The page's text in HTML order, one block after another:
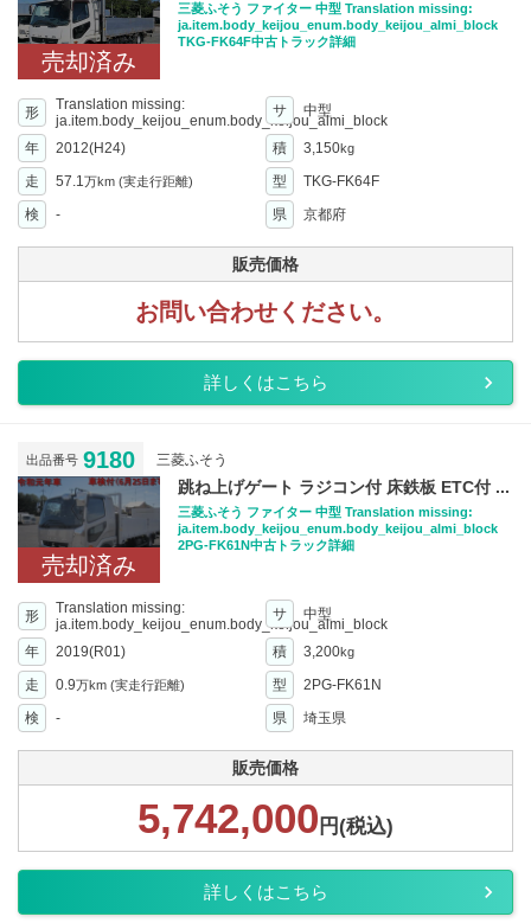
売却済み
三菱ふそう ファイター 中型 Translation missing:
ja.item.body_keijou_enum.body_keijou_almi_block
TKG-FK64F中古トラック詳細
形
Translation missing:
ja.item.body_keijou_enum.body_keijou_almi_block
サ 中型
年 2012(H24) 積 3,150kg
走 57.1万km (実走行距離) 型
TKG-FK64F
検
- 県 京都府
販売価格
お問い合わせください。
詳しくはこちら
出品番号 9180 三菱ふそう
売却済み
跳ね上げゲート ラジコン付 床鉄板 ETC付 ...
三菱ふそう ファイター 中型 Translation missing:
ja.item.body_keijou_enum.body_keijou_almi_block
2PG-FK61N中古トラック詳細
形
Translation missing:
ja.item.body_keijou_enum.body_keijou_almi_block
サ 中型
年 2019(R01) 積 3,200kg
走 0.9万km (実走行距離) 型
2PG-FK61N
検
- 県 埼玉県
販売価格
5,742,000 円(税込)
詳しくはこちら